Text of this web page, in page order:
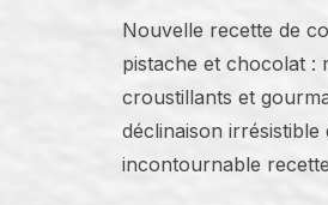
Nouvelle recette de
pistache et chocolat :
croustillants et
déclinaison irrésistible
incontournable